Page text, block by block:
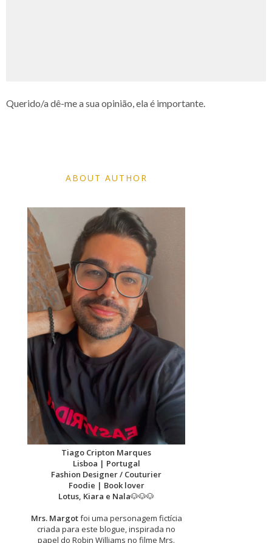
Querido/a dê-me a sua opinião, ela é importante.
ABOUT AUTHOR
Tiago Cripton Marques
Lisboa | Portugal
Fashion Designer / Couturier
Foodie | Book lover
Lotus, Kiara e Nala🐶🐶🐶
Mrs. Margotfoi uma personagem fictícia
criada para este blogue, inspirada no
papel do Robin Williams no filme Mrs.